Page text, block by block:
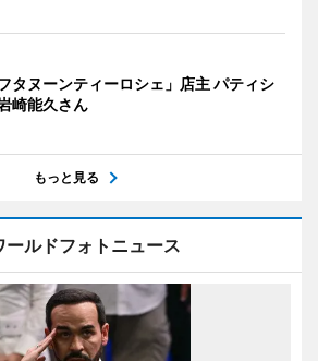
フタヌーンティーロシェ」店主 パティシ
崎能久さん
もっと見る
ールドフォトニュース